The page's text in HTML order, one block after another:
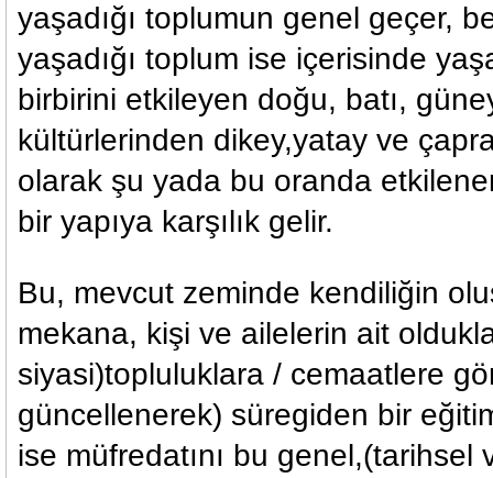
yaşadığı toplumun genel geçer,
yaşadığı toplum ise içerisinde
birbirini etkileyen doğu, batı,
kültürlerinden dikey,yatay ve
olarak şu yada bu oranda
bir yapıya karşılık gelir.
Bu, mevcut zeminde kendiliğin
mekana, kişi ve ailelerin ait
siyasi)topluluklara / cemaatlere
güncellenerek) süregiden bir
ise müfredatını bu genel,(tarihsel